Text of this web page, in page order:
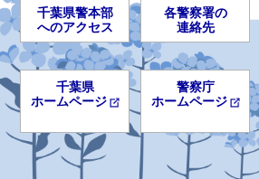
千葉県警本部
へのアクセス
各警察署の
連絡先
千葉県
ホームページ
警察庁
ホームページ